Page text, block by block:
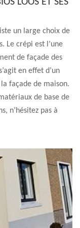
LOOS ET SES
un large choix de
Le crépi est l’une
de façade des
en effet d’un
façade de maison.
de base de
n’hésitez pas à